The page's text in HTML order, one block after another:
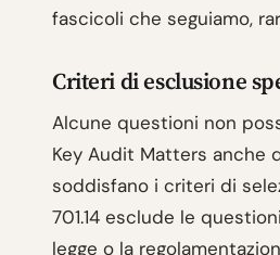
fascicoli che seguiamo,
Criteri di esclusione
Alcune questioni non
Key Audit Matters anche
soddisfano i criteri di
701.14 esclude le
legge o la